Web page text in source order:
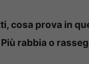
cosa prova in
rabbia o